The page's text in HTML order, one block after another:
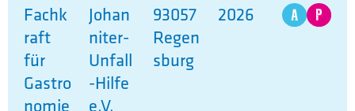
Fachk
raft
für
Gastro
nomie
Johan
niter-
Unfall
-Hilfe
e.V.
93057
Regen
sburg
2026